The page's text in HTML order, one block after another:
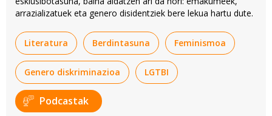
arrazializatuek eta genero disidentziek bere lekua hartu dute.
Literatura Berdintasuna Feminismoa
Genero diskriminazioa LGTBI
Podcastak